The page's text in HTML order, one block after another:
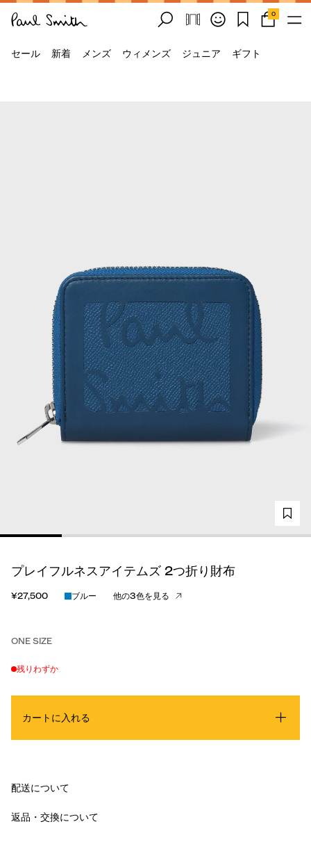
0
セール 新着 メンズ ウィメンズ ジュニア ギフト
プレイフルネスアイテムズ 2つ折り財布
¥27,500 ブルー 他の3色を見る
ONE SIZE
残りわずか
カートに入れる
配送について
返品・交換について